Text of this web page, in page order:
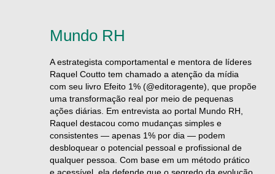
Mundo RH
A estrategista comportamental e mentora de líderes
Raquel Coutto tem chamado a atenção da mídia
com seu livro Efeito 1% (@editoragente), que propõe
uma transformação real por meio de pequenas
ações diárias. Em entrevista ao portal Mundo RH,
Raquel destacou como mudanças simples e
consistentes — apenas 1% por dia — podem
desbloquear o potencial pessoal e profissional de
qualquer pessoa. Com base em um método prático